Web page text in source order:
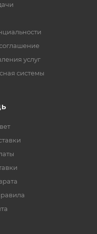
услуг
системы